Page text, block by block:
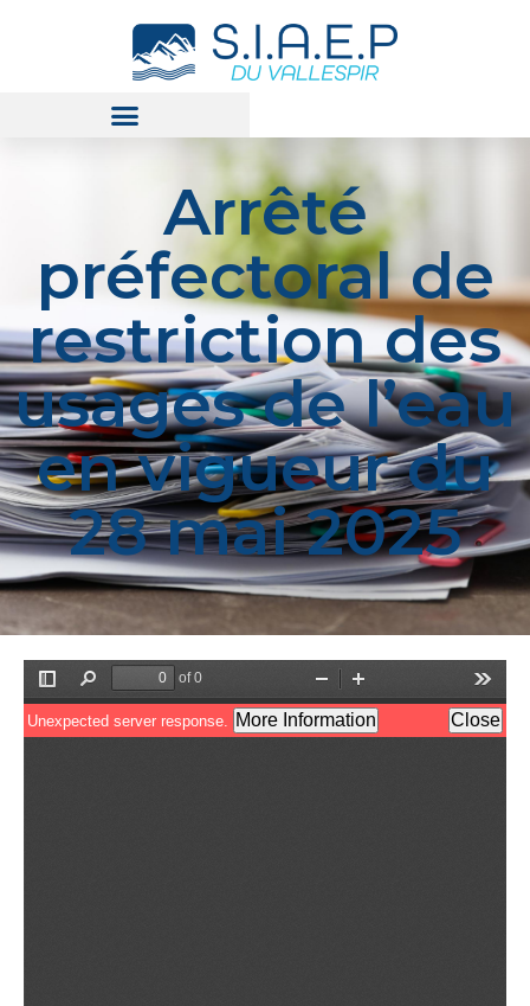
Arrêté
préfectoral de
restriction des
usages de l’eau
en vigueur du
28 mai 2025